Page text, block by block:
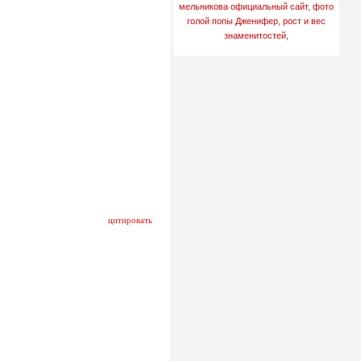
цитировать
мельникова официальный сайт, фото
голой попы Дженифер, рост и вес
знаменитостей,